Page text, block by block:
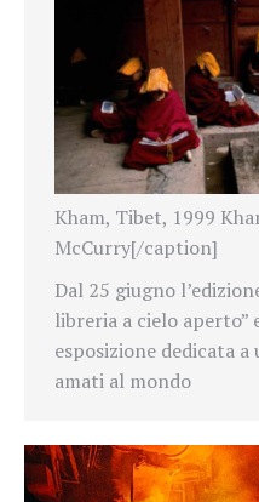
Kham, Tibet, 1999
McCurry[/caption]
Dal 25 giugno
libreria a cielo aperto”
esposizione dedicata
amati al mondo